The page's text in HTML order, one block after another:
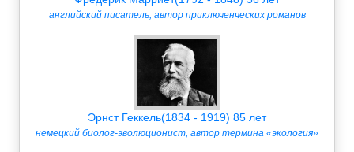
английский писатель, автор приключенческих романов
Эрнст Геккель(1834 - 1919) 85 лет
немецкий биолог-эволюционист, автор термина «экология»